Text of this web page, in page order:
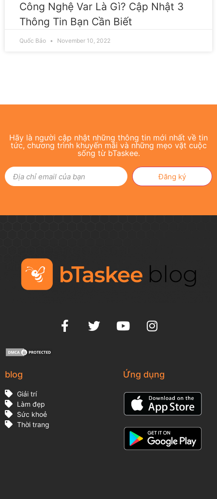
Công Nghệ Var Là Gì? Cập Nhật 3
Thông Tin Bạn Cần Biết
Quốc Bảo November 10, 2022
Hãy là người cập nhật những thông tin mới nhất về tin
tức, chương trình khuyến mãi và những mẹo vặt cuộc
sống từ bTaskee.
Đăng ký
blog
Giải trí
Làm đẹp
Sức khoẻ
Thời trang
Ứng dụng